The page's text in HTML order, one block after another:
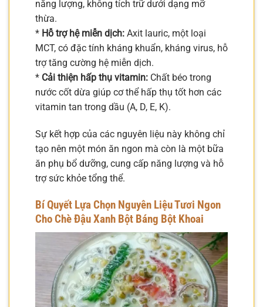
năng lượng, không tích trữ dưới dạng mỡ
thừa.
* Hỗ trợ hệ miễn dịch: Axit lauric, một loại
MCT, có đặc tính kháng khuẩn, kháng virus, hỗ
trợ tăng cường hệ miễn dịch.
* Cải thiện hấp thụ vitamin: Chất béo trong
nước cốt dừa giúp cơ thể hấp thụ tốt hơn các
vitamin tan trong dầu (A, D, E, K).
Sự kết hợp của các nguyên liệu này không chỉ
tạo nên một món ăn ngon mà còn là một bữa
ăn phụ bổ dưỡng, cung cấp năng lượng và hỗ
trợ sức khỏe tổng thể.
Bí Quyết Lựa Chọn Nguyên Liệu Tươi Ngon
Cho Chè Đậu Xanh Bột Báng Bột Khoai